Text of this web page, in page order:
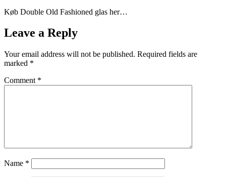
Køb Double Old Fashioned glas her…
Leave a Reply
Your email address will not be published. Required fields are
marked *
Comment *
Name *